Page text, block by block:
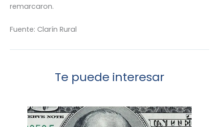
remarcaron.
Fuente: Clarín Rural
Te puede interesar